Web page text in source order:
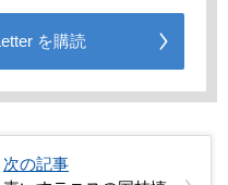
を購読
次の記事